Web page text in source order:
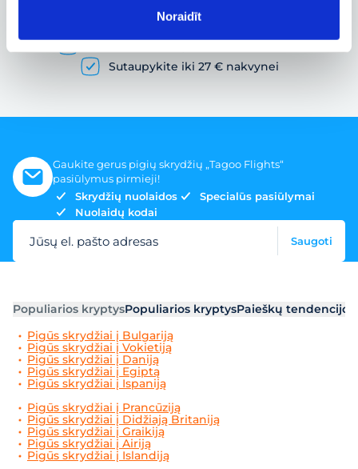
Noraidīt
Gausybė skrydžių pasiūlymų
Sutaupykite iki 27 € nakvynei
Gaukite gerus pigių skrydžių „Tagoo Flights“
pasiūlymus pirmieji!
Skrydžių nuolaidos
Specialūs pasiūlymai
Nuolaidų kodai
Jūsų el. pašto adresas Saugoti
Populiarios kryptysPopuliarios kryptysPaieškų tendencijos
Pigūs skrydžiai į Bulgariją
Pigūs skrydžiai į Vokietiją
Pigūs skrydžiai į Daniją
Pigūs skrydžiai į Egiptą
Pigūs skrydžiai į Ispaniją
Pigūs skrydžiai į Prancūziją
Pigūs skrydžiai į Didžiają Britaniją
Pigūs skrydžiai į Graikiją
Pigūs skrydžiai į Airiją
Pigūs skrydžiai į Islandiją